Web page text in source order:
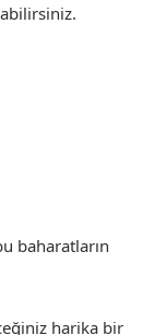
baharatların
harika bir